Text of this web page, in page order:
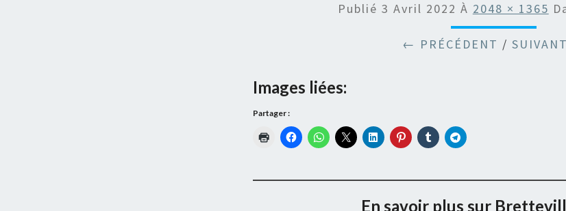
Publié 3 Avril 2022 À 2048 × 1365
← PRÉCÉDENT /
Images liées:
Partager :
En savoir plus sur